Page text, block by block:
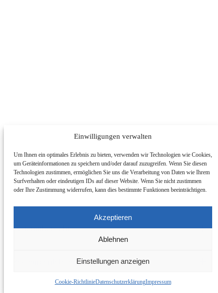
Einwilligungen verwalten
Um Ihnen ein optimales Erlebnis zu bieten, verwenden wir Technologien wie Cookies,
um Geräteinformationen zu speichern und/oder darauf zuzugreifen. Wenn Sie diesen
Technologien zustimmen, ermöglichen Sie uns die Verarbeitung von Daten wie Ihrem
Surfverhalten oder eindeutigen IDs auf dieser Website. Wenn Sie nicht zustimmen
oder Ihre Zustimmung widerrufen, kann dies bestimmte Funktionen beeinträchtigen.
Akzeptieren
Ablehnen
Einstellungen anzeigen
Cookie-RichtlinieDatenschutzerklärungImpressum
Systemübersicht
OligonukleotidemAbs & Antikörpervarianten
Virale Vektoren (AAV)Kleine Moleküle & Nutraceuticals
Ressourcenbibliothek
Ressourcenbibliothek Fachartikel